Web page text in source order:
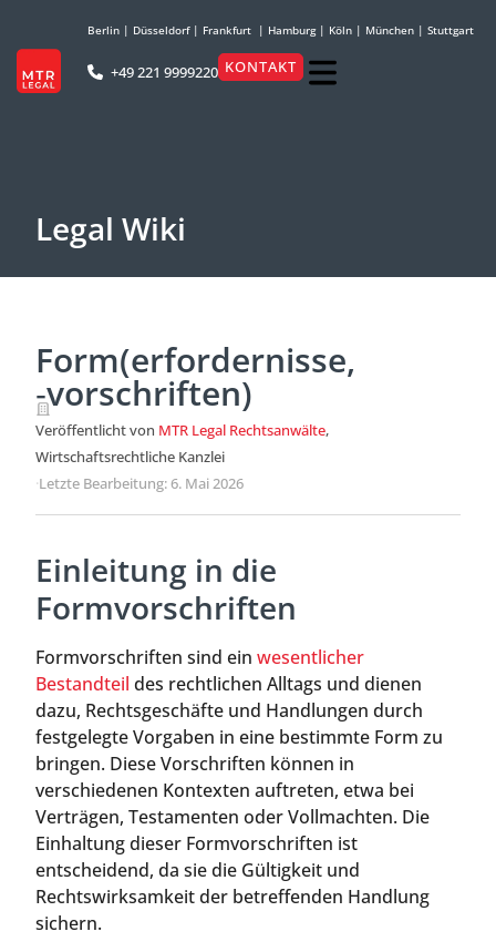
Berlin | Düsseldorf| Frankfurt | Hamburg| Köln | München | Stuttgart
+49 221 9999220 KONTAKT
Legal Wiki
Form(erfordernisse,
‑vorschriften)
Veröffentlicht von MTR Legal Rechtsanwälte,
Wirtschaftsrechtliche Kanzlei
·Letzte Bearbeitung: 6. Mai 2026
Einleitung in die
Formvorschriften
Formvorschriften sind ein wesentlicher
Bestandteil des rechtlichen Alltags und dienen
dazu, Rechtsgeschäfte und Handlungen durch
festgelegte Vorgaben in eine bestimmte Form zu
bringen. Diese Vorschriften können in
verschiedenen Kontexten auftreten, etwa bei
Verträgen, Testamenten oder Vollmachten. Die
Einhaltung dieser Formvorschriften ist
entscheidend, da sie die Gültigkeit und
Rechtswirksamkeit der betreffenden Handlung
sichern.